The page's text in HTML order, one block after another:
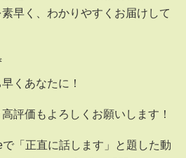
早く、わかりやすくお届けして
くあなたに！
評価もよろしくお願いします！
「正直に話します」と題した動